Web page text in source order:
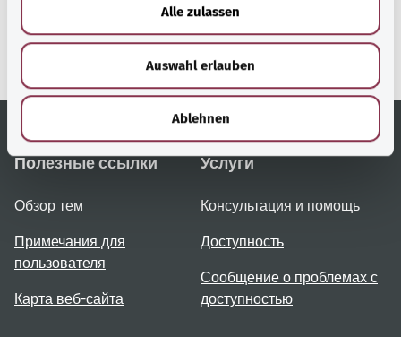
Alle zulassen
Auswahl erlauben
Ablehnen
Gesundheit (Федеральное
министерство
Полезные ссылки
Обзор тем
Примечания для
пользователя
Карта веб-сайта
Услуги
Консультация и помощь
Доступность
Сообщение о проблемах с
доступностью